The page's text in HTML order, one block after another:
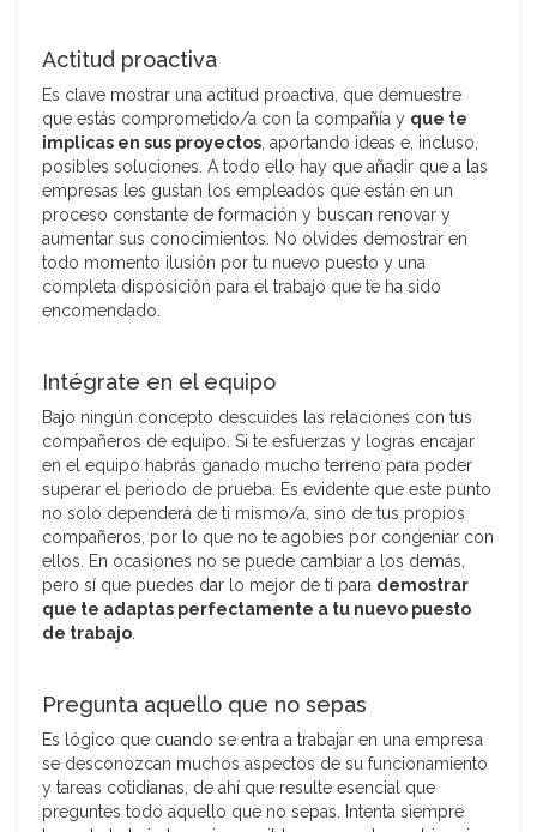
Actitud proactiva
Es clave mostrar una actitud proactiva, que demuestre
que estás comprometido/a con la compañía y que te
implicas en sus proyectos, aportando ideas e, incluso,
posibles soluciones. A todo ello hay que añadir que a las
empresas les gustan los empleados que están en un
proceso constante de formación y buscan renovar y
aumentar sus conocimientos. No olvides demostrar en
todo momento ilusión por tu nuevo puesto y una
completa disposición para el trabajo que te ha sido
encomendado.
Intégrate en el equipo
Bajo ningún concepto descuides las relaciones con tus
compañeros de equipo. Si te esfuerzas y logras encajar
en el equipo habrás ganado mucho terreno para poder
superar el periodo de prueba. Es evidente que este punto
no solo dependerá de ti mismo/a, sino de tus propios
compañeros, por lo que no te agobies por congeniar con
ellos. En ocasiones no se puede cambiar a los demás,
pero sí que puedes dar lo mejor de ti para demostrar
que te adaptas perfectamente a tu nuevo puesto
de trabajo.
Pregunta aquello que no sepas
Es lógico que cuando se entra a trabajar en una empresa
se desconozcan muchos aspectos de su funcionamiento
y tareas cotidianas, de ahí que resulte esencial que
preguntes todo aquello que no sepas. Intenta siempre